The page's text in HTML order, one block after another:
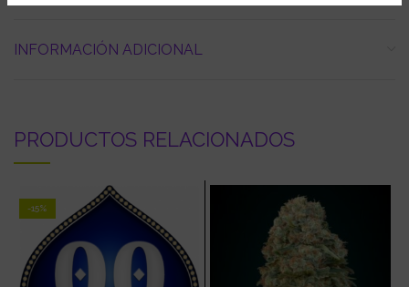
INFORMACIÓN ADICIONAL
PRODUCTOS RELACIONADOS
-15%